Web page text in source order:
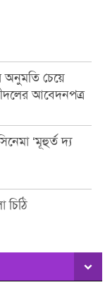
অনুমতি চেয়ে
আবেদনপত্র
‘মূহুর্ত দ্য
চিঠি